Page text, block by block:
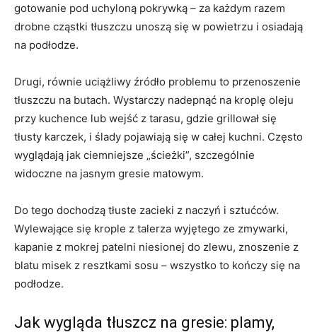
gotowanie pod uchyloną pokrywką – za każdym razem
drobne cząstki tłuszczu unoszą się w powietrzu i osiadają
na podłodze.
Drugi, równie uciążliwy źródło problemu to przenoszenie
tłuszczu na butach. Wystarczy nadepnąć na kroplę oleju
przy kuchence lub wejść z tarasu, gdzie grillował się
tłusty karczek, i ślady pojawiają się w całej kuchni. Często
wyglądają jak ciemniejsze „ścieżki”, szczególnie
widoczne na jasnym gresie matowym.
Do tego dochodzą tłuste zacieki z naczyń i sztućców.
Wylewające się krople z talerza wyjętego ze zmywarki,
kapanie z mokrej patelni niesionej do zlewu, znoszenie z
blatu misek z resztkami sosu – wszystko to kończy się na
podłodze.
Jak wygląda tłuszcz na gresie: plamy,